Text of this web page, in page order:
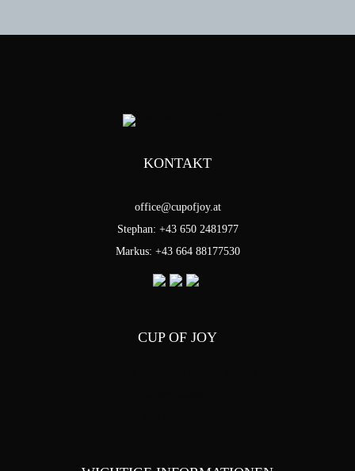
KONTAKT
office@cupofjoy.at
Stephan: +43 650 2481977
Markus: +43 664 88177530
CUP OF JOY